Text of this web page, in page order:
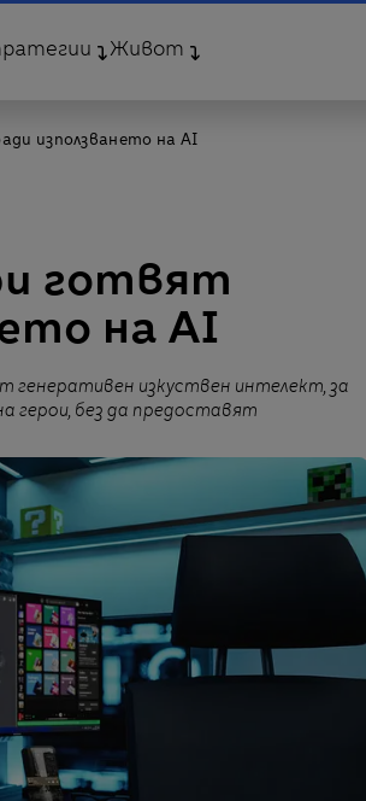
Живот
използването на AI
готвят
на AI
генеративен изкуствен интелект, за
герои, без да предоставят